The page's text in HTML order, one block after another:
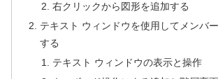
右クリックから図形を追加する
テキスト ウィンドウを使用してメンバ
する
テキスト ウィンドウの表示と操作